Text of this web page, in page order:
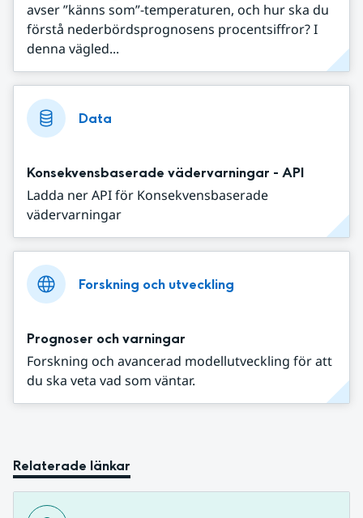
avser ”känns som”-temperaturen, och hur ska du
förstå nederbördsprognosens procentsiffror? I
denna vägled...
Data
Konsekvensbaserade vädervarningar - API
Ladda ner API för Konsekvensbaserade
vädervarningar
Forskning och utveckling
Prognoser och varningar
Forskning och avancerad modellutveckling för att
du ska veta vad som väntar.
Relaterade länkar